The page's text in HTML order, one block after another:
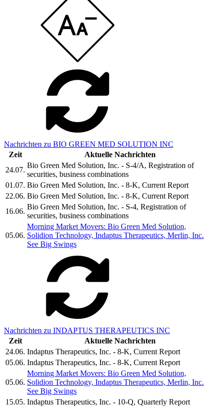
Nachrichten zu BIO GREEN MED SOLUTION INC
Zeit
Aktuelle Nachrichten
24.07.
Bio Green Med Solution, Inc. - S-4/A, Registration of
securities, business combinations
01.07. Bio Green Med Solution, Inc. - 8-K, Current Report
22.06. Bio Green Med Solution, Inc. - 8-K, Current Report
16.06.
Bio Green Med Solution, Inc. - S-4, Registration of
securities, business combinations
05.06.
Morning Market Movers: Bio Green Med Solution,
Solidion Technology, Indaptus Therapeutics, Merlin, Inc.
See Big Swings
Nachrichten zu INDAPTUS THERAPEUTICS INC
Zeit
Aktuelle Nachrichten
24.06. Indaptus Therapeutics, Inc. - 8-K, Current Report
05.06. Indaptus Therapeutics, Inc. - 8-K, Current Report
05.06.
Morning Market Movers: Bio Green Med Solution,
Solidion Technology, Indaptus Therapeutics, Merlin, Inc.
See Big Swings
15.05. Indaptus Therapeutics, Inc. - 10-Q, Quarterly Report